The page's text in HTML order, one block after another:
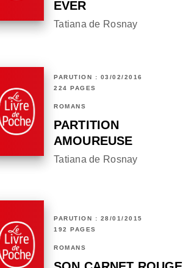
EVER
Tatiana de Rosnay
PARUTION : 03/02/2016
224 PAGES
ROMANS
PARTITION
AMOUREUSE
Tatiana de Rosnay
PARUTION : 28/01/2015
192 PAGES
ROMANS